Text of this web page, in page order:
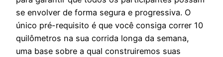
se envolver de forma segura e progressiva. O
único pré-requisito é que você consiga correr 10
quilômetros na sua corrida longa da semana,
uma base sobre a qual construiremos suas